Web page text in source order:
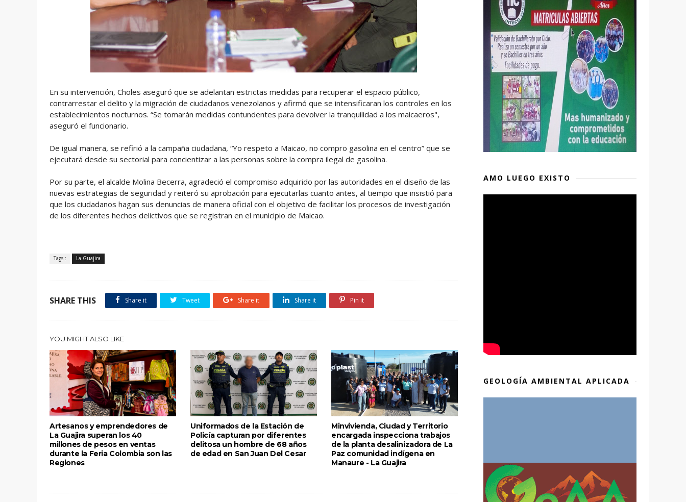
En su intervención, Choles aseguró que se adelantan estrictas medidas para recuperar el espacio público,
contrarrestar el delito y la migración de ciudadanos venezolanos y afirmó que se intensificaran los controles en los
establecimientos nocturnos. “Se tomarán medidas contundentes para devolver la tranquilidad a los maicaeros",
aseguró el funcionario.
De igual manera, se refirió a la campaña ciudadana, “Yo respeto a Maicao, no compro gasolina en el centro” que se
ejecutará desde su sectorial para concientizar a las personas sobre la compra ilegal de gasolina.
Por su parte, el alcalde Molina Becerra, agradeció el compromiso adquirido por las autoridades en el diseño de las
nuevas estrategias de seguridad y reiteró su aprobación para ejecutarlas cuanto antes, al tiempo que insistió para
que los ciudadanos hagan sus denuncias de manera oficial con el objetivo de facilitar los procesos de investigación
de los diferentes hechos delictivos que se registran en el municipio de Maicao.
Tags : La Guajira
SHARE THIS Share it Tweet Share it Share it Pin it
YOU MIGHT ALSO LIKE
Artesanos y emprendedores de
La Guajira superan los 40
millones de pesos en ventas
durante la Feria Colombia son las
Regiones
Uniformados de la Estación de
Policía capturan por diferentes
delitosa un hombre de 68 años
de edad en San Juan Del Cesar
Minvivienda, Ciudad y Territorio
encargada inspecciona trabajos
de la planta desalinizadora de La
Paz comunidad indígena en
Manaure - La Guajira
AMO LUEGO EXISTO
GEOLOGÍA AMBIENTAL APLICADA